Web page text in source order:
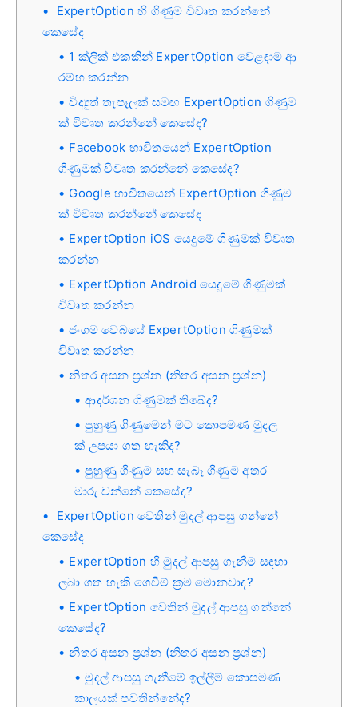
ExpertOption හි ගිණුම විවෘත කරන්නේ
කෙසේද
1 ක්ලික් එකකින් ExpertOption වෙළඳාම ආ
රම්භ කරන්න
විද්‍යුත් තැපෑලක් සමඟ ExpertOption ගිණුම
ක් විවෘත කරන්නේ කෙසේද?
Facebook භාවිතයෙන් ExpertOption
ගිණුමක් විවෘත කරන්නේ කෙසේද?
Google භාවිතයෙන් ExpertOption ගිණුම
ක් විවෘත කරන්නේ කෙසේද
ExpertOption iOS යෙදුමේ ගිණුමක් විවෘත
කරන්න
ExpertOption Android යෙදුමේ ගිණුමක්
විවෘත කරන්න
ජංගම වෙබයේ ExpertOption ගිණුමක්
විවෘත කරන්න
නිතර අසන ප්‍රශ්න (නිතර අසන ප්‍රශ්න)
ආදර්ශන ගිණුමක් තිබේද?
පුහුණු ගිණුමෙන් මට කොපමණ මුදල
ක් උපයා ගත හැකිද?
පුහුණු ගිණුම සහ සැබෑ ගිණුම අතර
මාරු වන්නේ කෙසේද?
ExpertOption වෙතින් මුදල් ආපසු ගන්නේ
කෙසේද
ExpertOption හි මුදල් ආපසු ගැනීම සඳහා
ලබා ගත හැකි ගෙවීම් ක්‍රම මොනවාද?
ExpertOption වෙතින් මුදල් ආපසු ගන්නේ
කෙසේද?
නිතර අසන ප්‍රශ්න (නිතර අසන ප්‍රශ්න)
මුදල් ආපසු ගැනීමේ ඉල්ලීම් කොපමණ
කාලයක් පවතින්නේද?